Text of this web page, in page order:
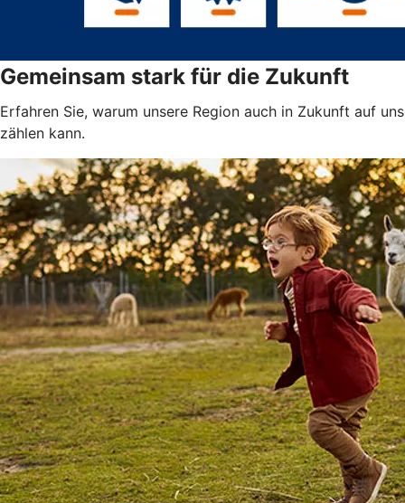
Gemeinsam stark für die Zukunft
Erfahren Sie, warum unsere Region auch in Zukunft auf uns
zählen kann.